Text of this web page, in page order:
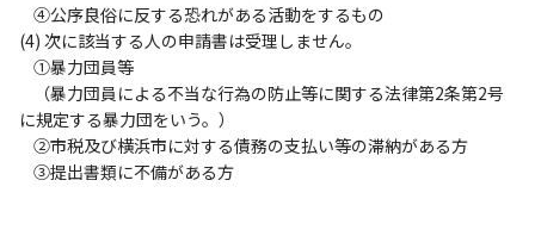
④公序良俗に反する恐れがある活動をするもの
(4) 次に該当する人の申請書は受理しません。
①暴力団員等
（暴力団員による不当な行為の防止等に関する法律第2条第2号
に規定する暴力団をいう。）
②市税及び横浜市に対する債務の支払い等の滞納がある方
③提出書類に不備がある方